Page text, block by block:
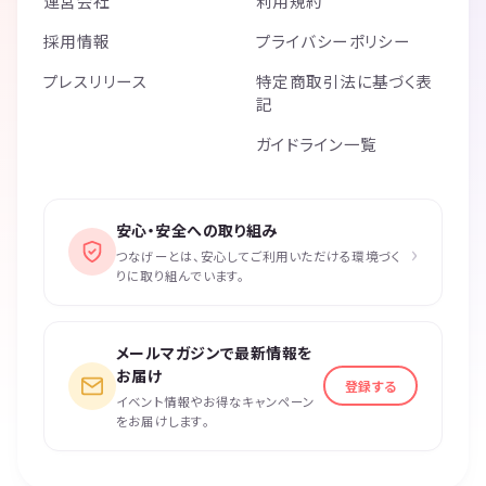
採用情報
プレスリリース
プライバシーポリシー
特定商取引法に基づく表
記
ガイドライン一覧
安心・安全への取り組み
つなげーとは、安心してご利用いただける環境づく
りに取り組んでいます。
›
メールマガジンで最新情報を
お届け
イベント情報やお得なキャンペーン
をお届けします。
登録する